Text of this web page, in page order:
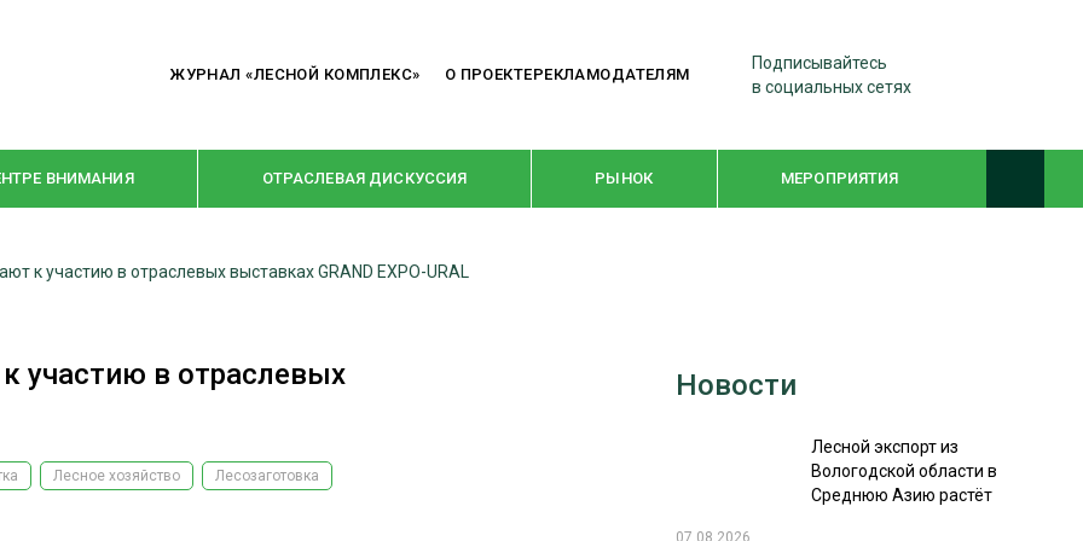
ЖУРНАЛ «ЛЕСНОЙ КОМПЛЕКС» О ПРОЕКТЕРЕКЛАМОДАТЕЛЯМ
Подписывайтесь
в социальных сетях
ВНИМАНИЯ ОТРАСЛЕВАЯ ДИСКУССИЯ РЫНОК МЕРОПРИЯТИЯ
ДОМОСТРОЕНИЕ
РУБРИКИ
КРУПНЫМ ПЛАНОМ
В ЦЕНТРЕ ВНИМАНИЯ
WOODEX-2021
СУШКА ДРЕВЕСИНЫ
к участию в отраслевых выставках GRAND EXPO-URAL
участию в отраслевых
Лесное хозяйство Лесозаготовка
Новости
Лесной экспорт из
Вологодской области в
Среднюю Азию растёт
07.08.2026